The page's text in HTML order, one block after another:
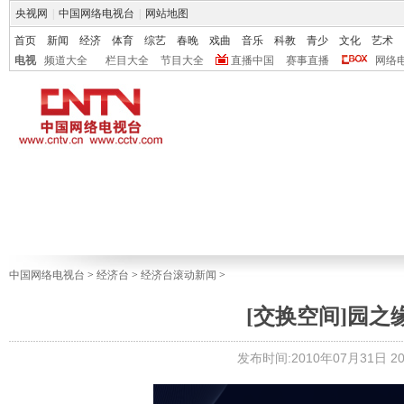
央视网 中国网络电视台 网站地图
首页 新闻 经济 体育 综艺 春晚 戏曲 音乐 科教 青少 文化
艺术
电视
频道大全 栏目大全 节目大全 直播中国 赛事直播 网络
中国网络电视台 > 经济台 > 经济台滚动新闻 >
[交换空间]园之
发布时间:2010年07月31日